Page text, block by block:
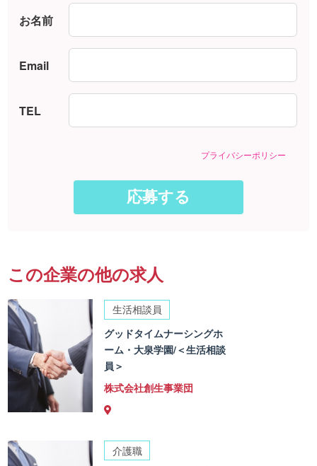
お名前
Email
TEL
プライバシーポリシー
この企業の他の求人
生活相談員
グッドタイムナーシングホ
ーム・大泉学園/＜生活相談
員＞
株式会社創生事業団
介護職